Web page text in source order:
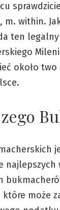
within.
ten
około
najlepszych
może